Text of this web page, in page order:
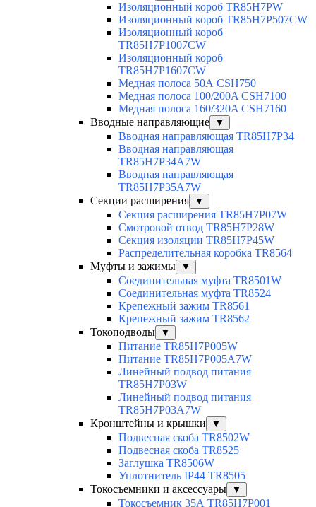
Изоляционный короб TR85H7PW
Изоляционный короб TR85H7P507CW
Изоляционный короб
TR85H7P1007CW
Изоляционный короб
TR85H7P1607CW
Медная полоса 50А CSH750
Медная полоса 100/200A CSH7100
Медная полоса 160/320A CSH7160
Вводные направляющие
▼
Вводная направляющая TR85H7P34
Вводная направляющая
TR85H7P34A7W
Вводная направляющая
TR85H7P35A7W
Секции расширения
▼
Секция расширения TR85H7P07W
Смотровой отвод TR85H7P28W
Секция изоляции TR85H7P45W
Распределительная коробка TR8564
Муфты и зажимы
▼
Соединительная муфта TR8501W
Соединительная муфта TR8524
Крепежный зажим TR8561
Крепежный зажим TR8562
Токоподводы
▼
Питание TR85H7P005W
Питание TR85H7P005A7W
Линейный подвод питания
TR85H7P03W
Линейный подвод питания
TR85H7P03A7W
Кронштейны и крышки
▼
Подвесная скоба TR8502W
Подвесная скоба TR8525
Заглушка TR8506W
Уплотнитель IP44 TR8505
Токосъемники и аксессуары
▼
Токосъемник 35А TR85H7P001